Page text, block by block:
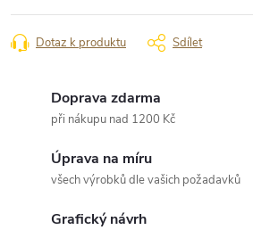
Dotaz k produktu Sdílet
Doprava zdarma
při nákupu nad 1200 Kč
Úprava na míru
všech výrobků dle vašich požadavků
Grafický návrh